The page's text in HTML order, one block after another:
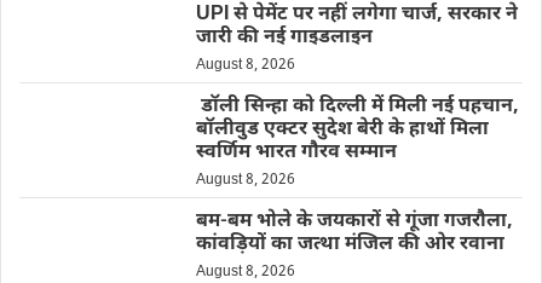
UPI से पेमेंट पर नहीं लगेगा चार्ज, सरकार ने
जारी की नई गाइडलाइन
August 8, 2026
डॉली सिन्हा को दिल्ली में मिली नई पहचान,
बॉलीवुड एक्टर सुदेश बेरी के हाथों मिला
स्वर्णिम भारत गौरव सम्मान
August 8, 2026
बम-बम भोले के जयकारों से गूंजा गजरौला,
कांवड़ियों का जत्था मंजिल की ओर रवाना
August 8, 2026